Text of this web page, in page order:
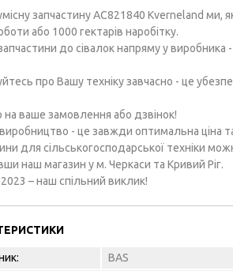
запчастину AC821840 Kverneland ми,
або 1000 гектарів наробітку.
до сівалок напряму у виробника
про Вашу техніку завчасно - це
на ваше замовлення або дзвінок!
- це завжди оптимальна ціна
для сільськогосподарської техніки
наш магазин у м. Черкаси та Кривий Ріг.
2023 – наш спільний виклик!
BAS